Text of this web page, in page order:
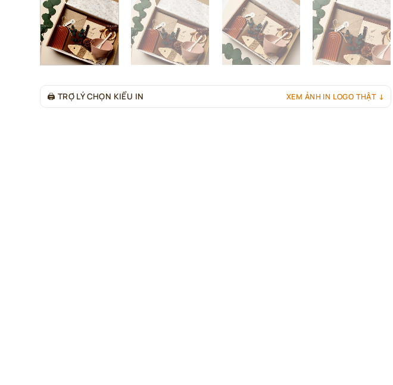
🖨 TRỢ LÝ CHỌN KIỂU IN XEM ẢNH IN LOGO THẬT ↓